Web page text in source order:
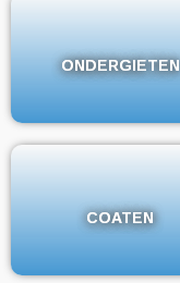
ONDERGIETEN
ONDERGIETEN
COATEN
COATEN